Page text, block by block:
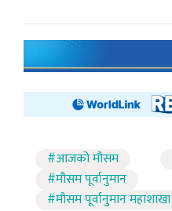
#आजको मौसम
#मौसम पूर्वानुमान
#मौसम पूर्वानुमान महाशाखा